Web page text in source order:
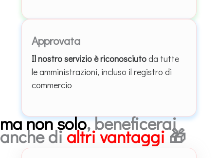
Approvata
Il nostro servizio è riconosciutoda tutte
le amministrazioni, incluso il registro di
commercio
ma non solo, beneficerai
anche dialtri vantaggi🎁